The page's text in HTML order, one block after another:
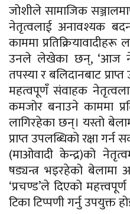
जोशीले सामाजिक
नेतृत्वलाई अनावश्यक
काममा
उनले लेखेका छन्, ‘आज
तपस्या र बलिदानबाट
महत्वपूणँ संवाहक
कमजोर बनाउने काममा
लागिरहेका छन्। यस्तो
प्राप्त उपलब्धिको रक्षा
(माओवादी केन्द्र)को
षड्यन्त्र भइरहेको बेलामा
‘प्रचण्ड’ले दिएको
टिका टिप्पणी गर्नु उपयुक्त